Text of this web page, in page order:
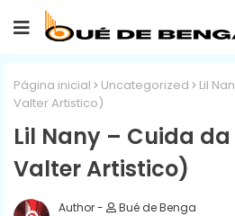
Página inicial Uncategorized
Lil
Valter Artistico)
Lil Nany – Cuida
Valter Artistico)
Bué de Benga